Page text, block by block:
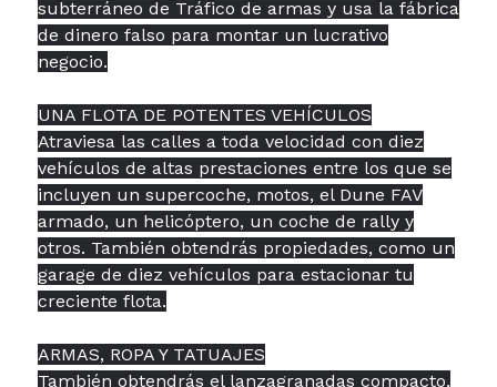
subterráneo de Tráfico de armas y usa la fábrica
de dinero falso para montar un lucrativo
negocio.
UNA FLOTA DE POTENTES VEHÍCULOS
Atraviesa las calles a toda velocidad con diez
vehículos de altas prestaciones entre los que se
incluyen un supercoche, motos, el Dune FAV
armado, un helicóptero, un coche de rally y
otros. También obtendrás propiedades, como un
garage de diez vehículos para estacionar tu
creciente flota.
ARMAS, ROPA Y TATUAJES
También obtendrás el lanzagranadas compacto,